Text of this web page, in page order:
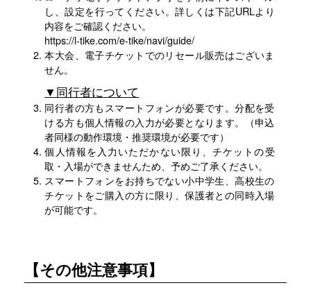
し、設定を行ってください。詳しくは下記URLより
内容をご確認ください。
https://l-tike.com/e-tike/navi/guide/
本大会、電子チケットでのリセール販売はございま
せん。
▼同行者について
同行者の方もスマートフォンが必要です。分配を受
ける方も個人情報の入力が必要となります。（申込
者同様の動作環境・推奨環境が必要です）
個人情報を入力いただかない限り、チケットの受
取・入場ができませんため、予めご了承ください。
スマートフォンをお持ちでない小中学生、高校生の
チケットをご購入の方に限り、保護者との同時入場
が可能です。
【その他注意事項】